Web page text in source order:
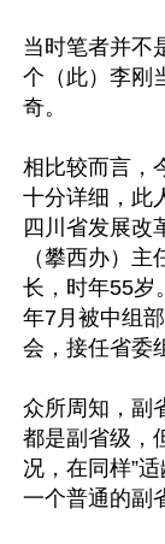
当时笔者并不
个（此）李刚
奇。
相比较而言，
十分详细，此
四川省发展改
（攀西办）
长，时年55岁
年7月被中组
会，接任省委
众所周知，副
都是副省级，
况，在同样”
一个普通的副